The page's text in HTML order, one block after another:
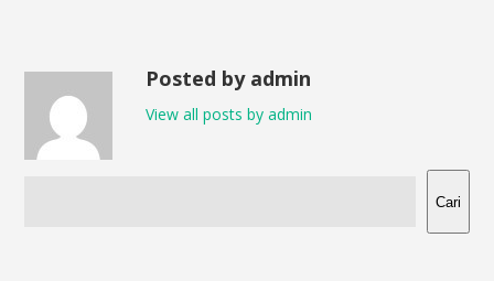
Posted by admin
View all posts by admin
Cari